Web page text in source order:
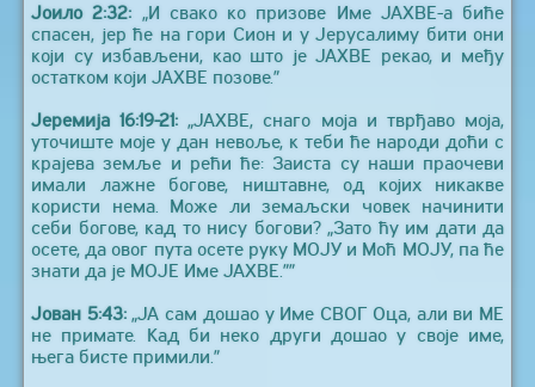
Јоило 2:32: „И свако ко призове Име ЈАХВЕ-а биће
спасен, јер ће на гори Сион и у Јерусалиму бити они
који су избављени, као што је ЈАХВЕ рекао, и међу
остатком који ЈАХВЕ позове.”
Јеремија 16:19-21: „ЈАХВЕ, снаго моја и тврђаво моја,
уточиште моје у дан невоље, к теби ће народи доћи с
крајева земље и рећи ће: Заиста су наши праочеви
имали лажне богове, ништавне, од којих никакве
користи нема. Може ли земаљски човек начинити
себи богове, кад то нису богови? „Зато ћу им дати да
осете, да овог пута осете руку МОЈУ и Моћ МОЈУ, па ће
знати да је МОЈЕ Име ЈАХВЕ.””
Јован 5:43:„ЈА сам дошао у Име СВОГ Оца, али ви МЕ
не примате. Кад би неко други дошао у своје име,
њега бисте примили.”